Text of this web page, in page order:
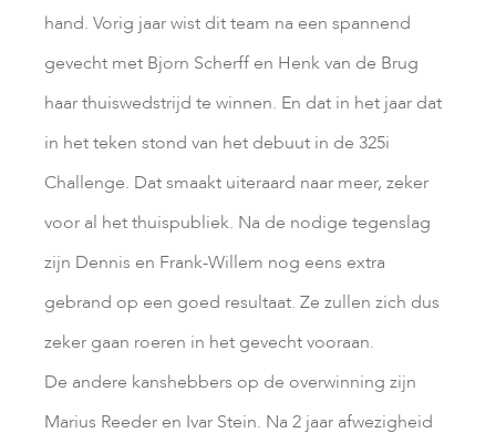
hand. Vorig jaar wist dit team na een spannend
gevecht met Bjorn Scherff en Henk van de Brug
haar thuiswedstrijd te winnen. En dat in het jaar dat
in het teken stond van het debuut in de 325i
Challenge. Dat smaakt uiteraard naar meer, zeker
voor al het thuispubliek. Na de nodige tegenslag
zijn Dennis en Frank-Willem nog eens extra
gebrand op een goed resultaat. Ze zullen zich dus
zeker gaan roeren in het gevecht vooraan.
De andere kanshebbers op de overwinning zijn
Marius Reeder en Ivar Stein. Na 2 jaar afwezigheid